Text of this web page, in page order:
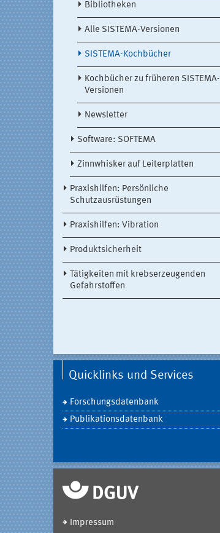
Bibliotheken
Alle SISTEMA-Versionen
SISTEMA-Kochbücher
Kochbücher zu früheren SISTEMA-
Versionen
Newsletter
Software: SOFTEMA
Zinnwhisker auf Leiterplatten
Praxishilfen: Persönliche
Schutzausrüstungen
Praxishilfen: Vibration
Produktsicherheit
Tätigkeiten mit krebserzeugenden
Gefahrstoffen
Quicklinks und Services
Forschungsdatenbank
Publikationsdatenbank
Impressum